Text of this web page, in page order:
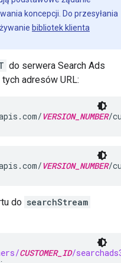
koncepcji. Do przesyłania
bibliotek klienta
do serwera Search Ads
adresów URL:
VERSION_NUMBER/
VERSION_NUMBER/
do searchStream
CUSTOMER_ID/